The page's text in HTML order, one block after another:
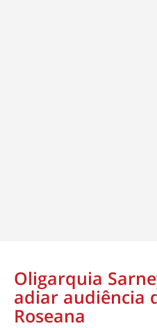
Oligarquia
adiar audiência
Roseana